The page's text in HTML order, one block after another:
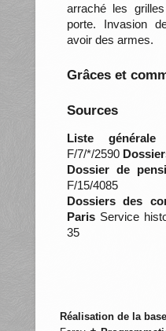
arraché les
porte. Invasion
avoir des armes.
Grâces et
Sources
Liste
F/7/*/2590
Dossier de
F/15/4085
Dossiers des
ParisService
35
Réalisation de la